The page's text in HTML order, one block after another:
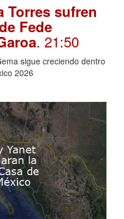
Torres sufren
Fede
. 21:50
sigue creciendo dentro
2026